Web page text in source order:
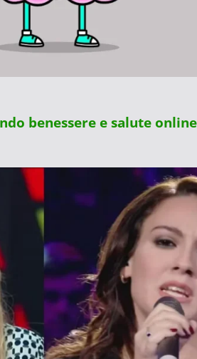
benessere e salute online